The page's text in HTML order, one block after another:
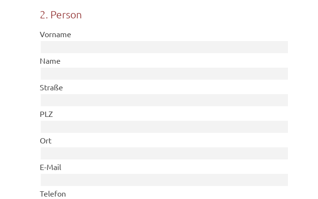
2. Person
Vorname
Name
Straße
PLZ
Ort
E-Mail
Telefon